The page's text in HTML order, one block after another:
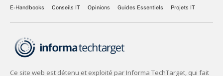
E-Handbooks Conseils IT Opinions Guides Essentiels Projets IT